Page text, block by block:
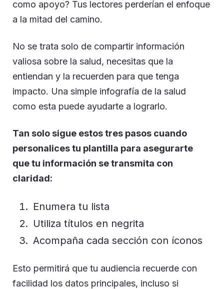
como apoyo? Tus lectores perderían el enfoque
a la mitad del camino.
No se trata solo de compartir información
valiosa sobre la salud, necesitas que la
entiendan y la recuerden para que tenga
impacto. Una simple infografía de la salud
como esta puede ayudarte a lograrlo.
Tan solo sigue estos tres pasos cuando
personalices tu plantilla para asegurarte
que tu información se transmita con
claridad:
Enumera tu lista
Utiliza títulos en negrita
Acompaña cada sección con íconos
Esto permitirá que tu audiencia recuerde con
facilidad los datos principales, incluso si